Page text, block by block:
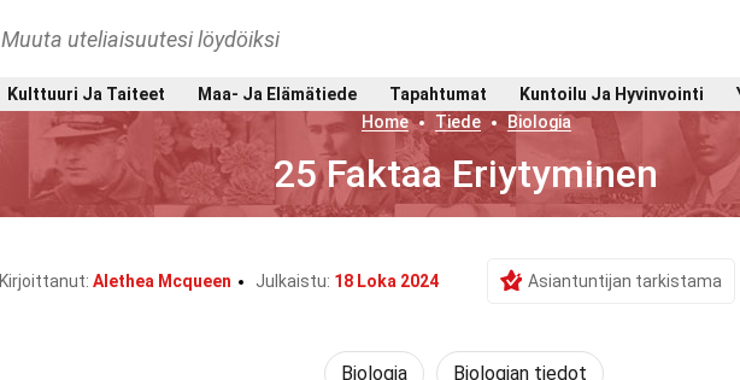
Muuta uteliaisuutesi löydöiksi
Kulttuuri Ja Taiteet Maa- Ja Elämätiede Tapahtumat Kuntoilu Ja Hyvinvointi
Home
Tiede Biologia
25 Faktaa Eriytyminen
Kirjoittanut: Alethea Mcqueen Julkaistu: 18 Loka 2024 Asiantuntijan tarkistama
Biologia Biologian tiedot